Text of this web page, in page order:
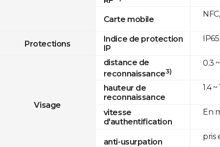
Carte mobile
Protections
Indice de protection
IP
Visage
distance de
reconnaissance3)
hauteur de
reconnaissance
vitesse
d'authentification
anti-usurpation
IP65
0.3
1.4 ~
En
pris